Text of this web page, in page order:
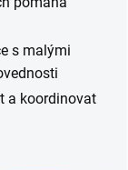
s malými
a koordinovat